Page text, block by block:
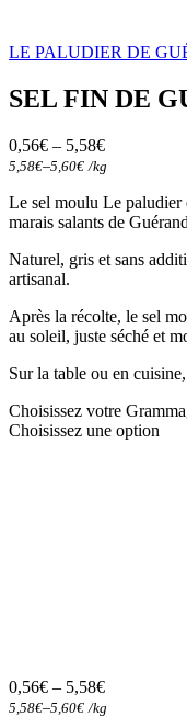
LE PALUDIER DE
SEL FIN DE
0,56€ – 5,58€
5,58€–5,60€ /kg
Le sel moulu Le paludier
marais salants de
Naturel, gris et sans
artisanal.
Après la récolte, le sel
au soleil, juste séché et
Sur la table ou en
Choisissez votre
Choisissez une option
0,56€ – 5,58€
5,58€–5,60€ /kg